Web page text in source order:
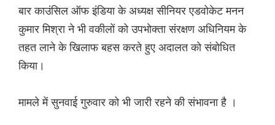
बार काउंसिल ऑफ इंडिया के अध्यक्ष सीनियर एडवोकेट मनन
कुमार मिश्रा ने भी वकीलों को उपभोक्ता संरक्षण अधिनियम के
तहत लाने के खिलाफ बहस करते हुए अदालत को संबोधित
किया।
मामले में सुनवाई गुरुवार को भी जारी रहने की संभावना है ।